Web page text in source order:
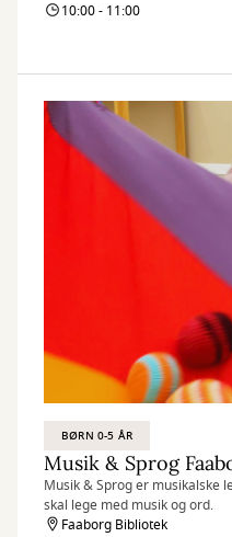
10:00 - 11:00
BØRN 0-5 ÅR
Musik & Sprog
Musik & Sprog er musikalske
skal lege med musik og ord.
Faaborg Bibliotek